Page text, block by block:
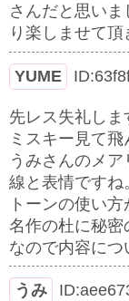
さんだと思いま
り楽しませて
YUME
先レス失礼しま
ミスキー見て飛
うみさんのメ
線と表情ですね
トーンの使い方
名作の杜に秘密
なので内容に
うみ